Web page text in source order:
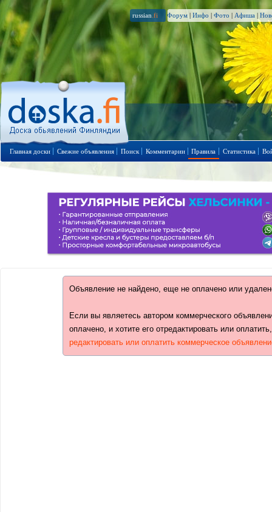
russian .fi Форум | Инфо | Фото | Афиша |
Главная доски Свежие объявления Поиск Комментарии Правила Статистика
Объявление не найдено, еще не оплачено или
Если вы являетесь автором коммерческого
оплачено, и хотите его отредактировать или
редактировать или оплатить коммерческое